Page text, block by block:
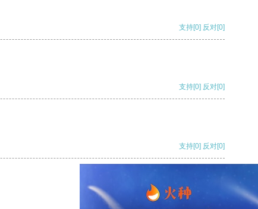
支持[0] 反对[0]
支持[0] 反对[0]
支持[0] 反对[0]